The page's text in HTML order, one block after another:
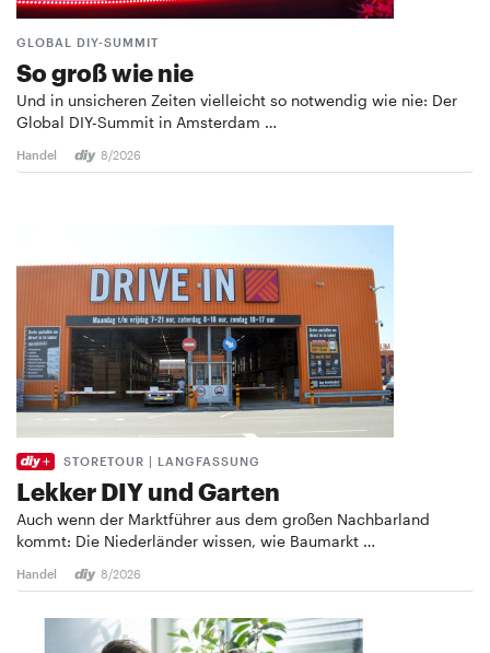
GLOBAL DIY-SUMMIT
So groß wie nie
Und in unsicheren Zeiten vielleicht so notwendig wie nie: Der
Global DIY-Summit in Amsterdam …
Handel 8/2026
STORETOUR | LANGFASSUNG
Lekker DIY und Garten
Auch wenn der Marktführer aus dem großen Nachbarland
kommt: Die Niederländer wissen, wie Baumarkt …
Handel 8/2026